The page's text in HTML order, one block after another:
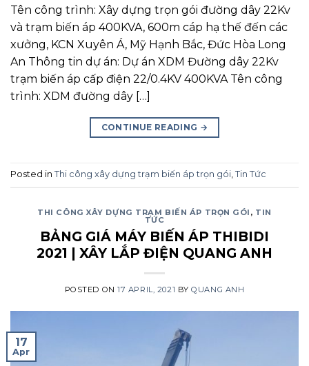
Tên công trình: Xây dựng trọn gói đường dây 22Kv
và trạm biến áp 400KVA, 600m cáp hạ thế đến các
xưởng, KCN Xuyên Á, Mỹ Hạnh Bắc, Đức Hòa Long
An Thông tin dự án: Dự án XDM Đường dây 22Kv
trạm biến áp cấp điện 22/0.4KV 400KVA Tên công
trình: XDM đường dây […]
CONTINUE READING →
Posted in Thi công xây dựng trạm biến áp trọn gói, Tin Tức
THI CÔNG XÂY DỰNG TRẠM BIẾN ÁP TRỌN GÓI , TIN
TỨC
BẢNG GIÁ MÁY BIẾN ÁP THIBIDI
2021 | XÂY LẮP ĐIỆN QUANG ANH
POSTED ON17 APRIL, 2021 BYQUANG ANH
17
Apr